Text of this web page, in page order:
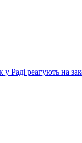
реагують на